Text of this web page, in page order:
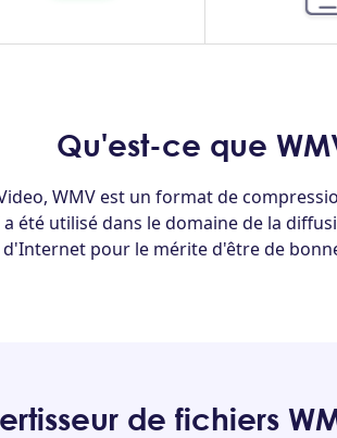
Qu'est-ce que
WMV est un format de
été utilisé dans le domaine de la
pour le mérite d'être de
de fichiers